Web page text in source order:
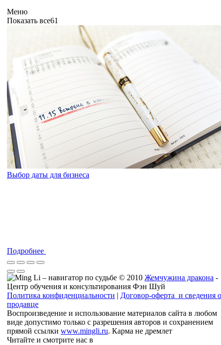
Меню
Показать все61
Выбор даты для бизнеса
Подробнее
© 2010 Жемчужина дракона -
Центр обучения и консультирования Фэн Шуй
Политика конфиденциальности | Договор-оферта и сведения о
продавце
Воспроизведение и использование материалов сайта в любом
виде допустимо только с разрешения авторов и сохранением
прямой ссылки www.mingli.ru. Карма не дремлет
Читайте и смотрите нас в